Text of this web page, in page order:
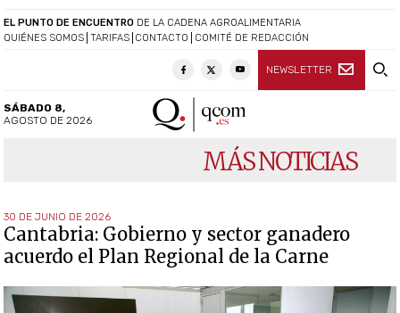
QUIÉNES SOMOS TARIFAS CONTACTO COMITÉ DE REDACCIÓN
NEWSLETTER
EL PUNTO DE ENCUENTRO DE LA CADENA AGROALIMENTARIA
SÁBADO 8,
AGOSTO DE 2026
MÁS NOTICIAS
30 DE JUNIO DE 2026
Cantabria: Gobierno y sector ganadero
acuerdo el Plan Regional de la Carne